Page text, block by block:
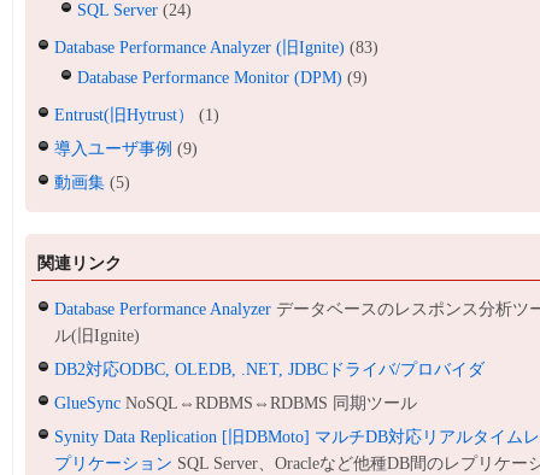
SQL Server (24)
Database Performance Analyzer (旧Ignite) (83)
Database Performance Monitor (DPM) (9)
Entrust(旧Hytrust）
(1)
導入ユーザ事例 (9)
動画集 (5)
関連リンク
Database Performance Analyzer データベースのレスポンス分析ツ
ル(旧Ignite)
DB2対応ODBC, OLEDB, .NET, JDBCドライバ/プロバイダ
GlueSync NoSQL⇔RDBMS⇔RDBMS 同期ツール
Synity Data Replication [旧DBMoto] マルチDB対応リアルタイムレ
プリケーション SQL Server、Oracleなど他種DB間のレプリケー